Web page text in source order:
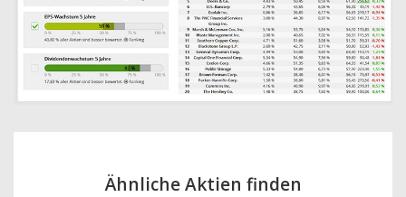
Ähnliche Aktien finden